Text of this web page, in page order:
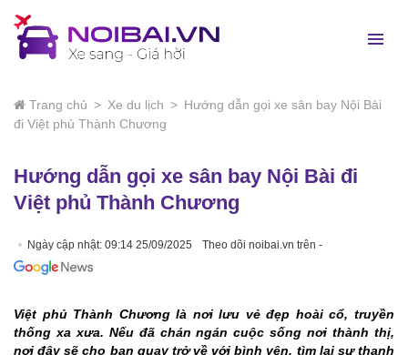
Trang chủ > Xe du lịch > Hướng dẫn gọi xe sân bay Nội Bài
đi Việt phủ Thành Chương
Hướng dẫn gọi xe sân bay Nội Bài đi
Việt phủ Thành Chương
Ngày cập nhật: 09:14 25/09/2025 Theo dõi noibai.vn trên -
Việt phủ Thành Chương là nơi lưu vẻ đẹp hoài cổ, truyền
thống xa xưa. Nếu đã chán ngán cuộc sống nơi thành thị,
nơi đây sẽ cho bạn quay trở về với bình yên, tìm lại sự thanh